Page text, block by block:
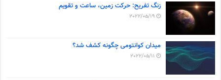
زنگ تفریح: حرکت زمین، ساعت و تقویم
2022/05/19
میدان کوانتومی چگونه کشف شد؟
2022/05/11